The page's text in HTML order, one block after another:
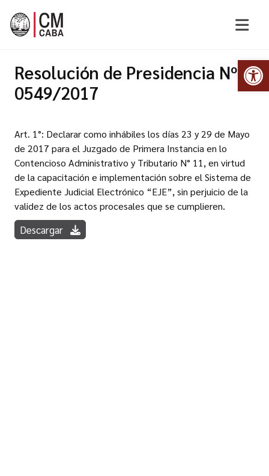
Resolución de Presidencia Nº
0549/2017
Art. 1°: Declarar como inhábiles los días 23 y 29 de Mayo
de 2017 para el Juzgado de Primera Instancia en lo
Contencioso Administrativo y Tributario N° 11, en virtud
de la capacitación e implementación sobre el Sistema de
Expediente Judicial Electrónico “EJE”, sin perjuicio de la
validez de los actos procesales que se cumplieren.
Descargar